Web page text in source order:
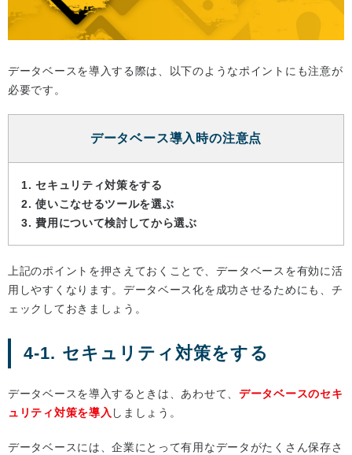
データベースを導入する際は、以下のようなポイントにも注意が
必要です。
データベース導入時の注意点
1. セキュリティ対策をする
2. 使いこなせるツールを選ぶ
3. 費用について検討してから選ぶ
上記のポイントを押さえておくことで、データベースを有効に活
用しやすくなります。データベース化を成功させるためにも、チ
ェックしておきましょう。
4-1. セキュリティ対策をする
データベースを導入するときは、あわせて、 データベースのセキ
ュリティ対策を導入 しましょう。
データベースには、企業にとって有用なデータがたくさん保存さ